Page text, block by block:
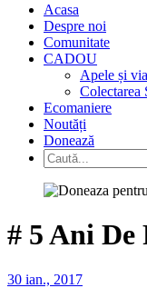
Acasa
Despre noi
Comunitate
CADOU
Apele și
Colectarea
Ecomaniere
Noutăți
Donează
# 5 Ani De
30 ian., 2017